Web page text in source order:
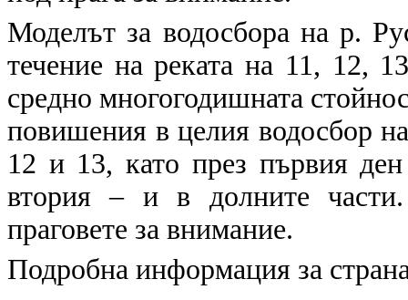
Моделът за водосбора на р.
течение на реката на 11, 12,
средно многогодишната
повишения в целия водосбор
12 и 13, като през първия
втория – и в долните
праговете за внимание.
Подробна информация за